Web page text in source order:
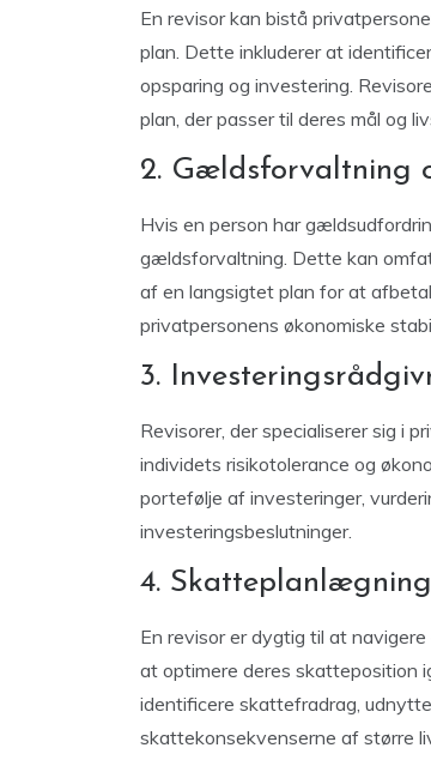
En revisor kan bistå
plan. Dette inkluderer at
opsparing og investering.
plan, der passer til deres mål og
2. Gældsforvaltning
Hvis en person har
gældsforvaltning. Dette kan
af en langsigtet plan for at
privatpersonens økonomiske
3.
Revisorer, der specialiserer sig i
individets risikotolerance og
portefølje af investeringer,
investeringsbeslutninger.
4.
En revisor er dygtig til at
at optimere deres skatteposition
identificere skattefradrag,
skattekonsekvenserne af større